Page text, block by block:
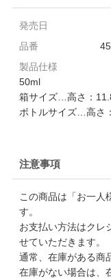
発売日
品番
製品仕様
50ml
箱サイズ…高さ：
ボトルサイズ…高
注意事項
この商品は「お一人
す。
お支払い方法はクレ
せていただきます。
通常、在庫がある商
在庫がない場合は、